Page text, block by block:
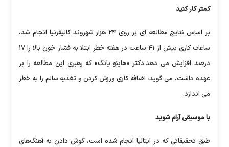
کمتر کار کنید
بر اساس نتایج مطالعه ای بر روی ۲۴ هزار شهروند کالیفرنیا انجام شد،
ساعات کاری بیش از ۴۱ ساعت در هفته خطر ابتلا به فشار خون بالا را ۱۷
درصد افزایش می دهد.دکتر «هایئو یانگ» که رهبری این مطالعه را بر
عهده داشت، می گوید، اضافه کاری ورزش کردن و تغذیه سالم را به خطر
می اندازد.
با موسیقی آرام شوید
طبق تحقیقاتی که در ایتالیا انجام شده است، گوش دادن به آهنگ‌های